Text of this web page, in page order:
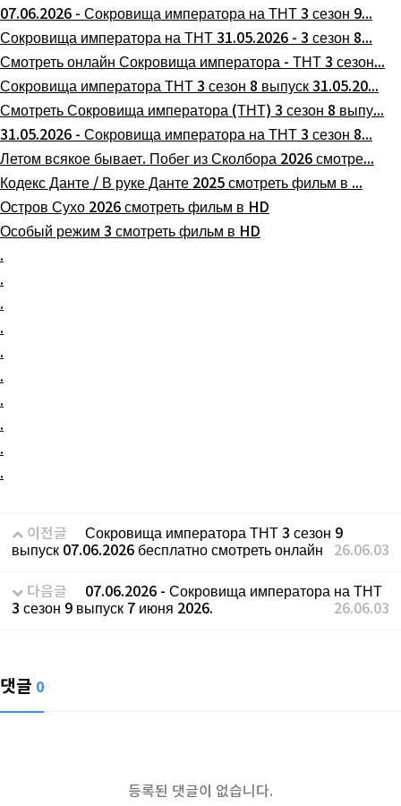
07.06.2026 - Сокровища императора на ТНТ 3 сезон 9...
Сокровища императора на ТНТ 31.05.2026 - 3 сезон 8...
Смотреть онлайн Сокровища императора - ТНТ 3 сезон...
Сокровища императора ТНТ 3 сезон 8 выпуск 31.05.20...
Смотреть Сокровища императора (ТНТ) 3 сезон 8 выпу...
31.05.2026 - Сокровища императора на ТНТ 3 сезон 8...
Летом всякое бывает. Побег из Сколбора 2026 смотре...
Кодекс Данте / В руке Данте 2025 смотреть фильм в ...
Остров Сухо 2026 смотреть фильм в HD
Особый режим 3 смотреть фильм в HD
.
.
.
.
.
.
.
.
.
.
이전글
Сокровища императора ТНТ 3 сезон 9
выпуск 07.06.2026 бесплатно смотреть онлайн
26.06.03
다음글
07.06.2026 - Сокровища императора на ТНТ
3 сезон 9 выпуск 7 июня 2026.
26.06.03
댓글 0
등록된 댓글이 없습니다.